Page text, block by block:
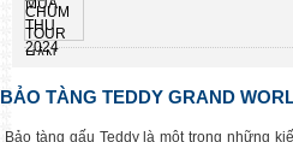
CHÙM TOUR HÀN QUỐC TẾT 2024
Mừng mùa thi qua đi, đón hè rực rỡ
BẢO TÀNG TEDDY GRAND
Bảo tàng gấu Teddy là một trong những